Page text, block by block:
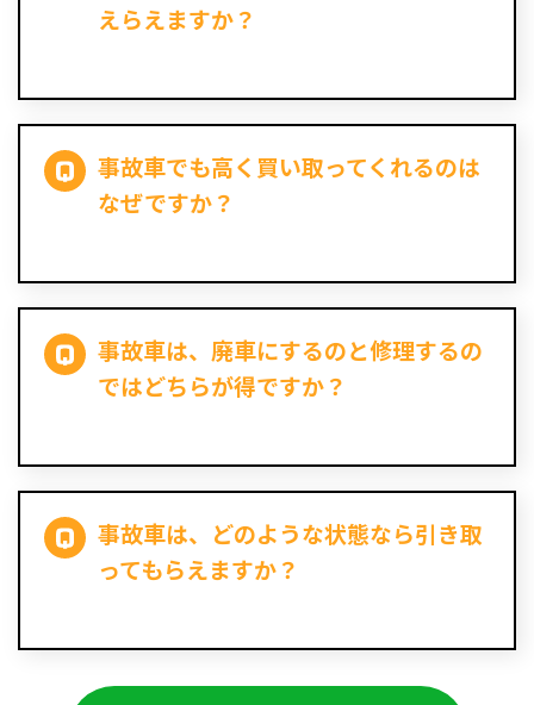
えらえますか？
事故車でも高く買い取ってくれるのは
なぜですか？
事故車は、廃車にするのと修理するの
ではどちらが得ですか？
事故車は、どのような状態なら引き取
ってもらえますか？